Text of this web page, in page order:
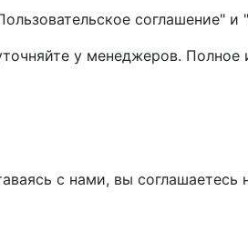
соглашение" и
у менеджеров.
с нами, вы соглашаетесь